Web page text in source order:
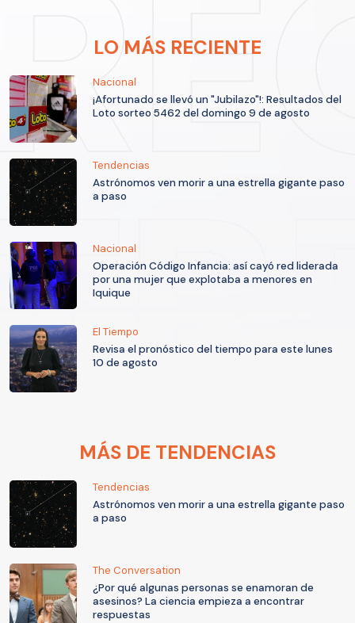
LO MÁS RECIENTE
Nacional
¡Afortunado se llevó un "Jubilazo"!: Resultados del
Loto sorteo 5462 del domingo 9 de agosto
Tendencias
Astrónomos ven morir a una estrella gigante paso
a paso
Nacional
Operación Código Infancia: así cayó red liderada
por una mujer que explotaba a menores en
Iquique
El Tiempo
Revisa el pronóstico del tiempo para este lunes
10 de agosto
MÁS DE TENDENCIAS
Tendencias
Astrónomos ven morir a una estrella gigante paso
a paso
The Conversation
¿Por qué algunas personas se enamoran de
asesinos? La ciencia empieza a encontrar
respuestas